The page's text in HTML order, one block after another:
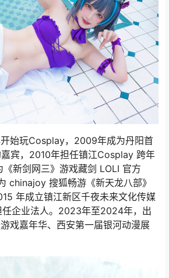
始玩Cosplay，2009年成为丹阳首
宾，2010年担任镇江Cosplay 跨年
《新剑网三》游戏藏剑 LOLI 官方
chinajoy 搜狐畅游《新天龙八部》
年成立镇江新区千夜未来文化传媒
任企业法人。2023年至2024年，出
戏嘉年华、西安第一届银河动漫展